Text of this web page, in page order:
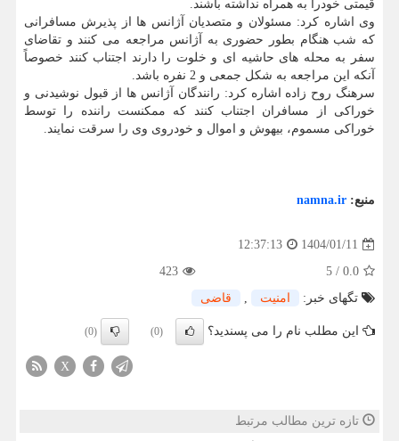
قیمتی خودرا به همراه نداشته باشند.
وی اشاره کرد: مسئولان و متصدیان آژانس ها از پذیرش مسافرانی
که شب هنگام بطور حضوری به آژانس مراجعه می کنند و تقاضای
سفر به محله های حاشیه ای و خلوت را دارند اجتناب کنند خصوصاً
آنکه این مراجعه به شکل جمعی و 2 نفره باشد.
سرهنگ روح زاده اشاره کرد: رانندگان آژانس ها از قبول نوشیدنی و
خوراکی از مسافران اجتناب کنند که ممکنست راننده را توسط
خوراکی مسموم، بیهوش و اموال و خودروی وی را سرقت نمایند.
منبع: namna.ir
1404/01/11
12:37:13
0.0
/
5
423
تگهای خبر:
امنیت , قاضی
این مطلب نام را می پسندید؟ (0)
(0)
X
تازه ترین مطالب مرتبط